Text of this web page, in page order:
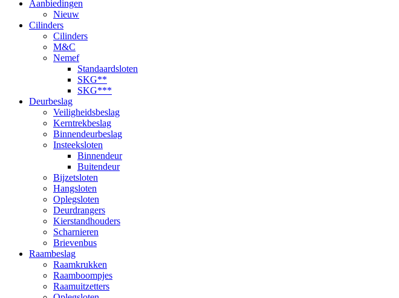
Aanbiedingen
Nieuw
Cilinders
Cilinders
M&C
Nemef
Standaardsloten
SKG**
SKG***
Deurbeslag
Veiligheidsbeslag
Kerntrekbeslag
Binnendeurbeslag
Insteeksloten
Binnendeur
Buitendeur
Bijzetsloten
Hangsloten
Oplegsloten
Deurdrangers
Kierstandhouders
Scharnieren
Brievenbus
Raambeslag
Raamkrukken
Raamboompjes
Raamuitzetters